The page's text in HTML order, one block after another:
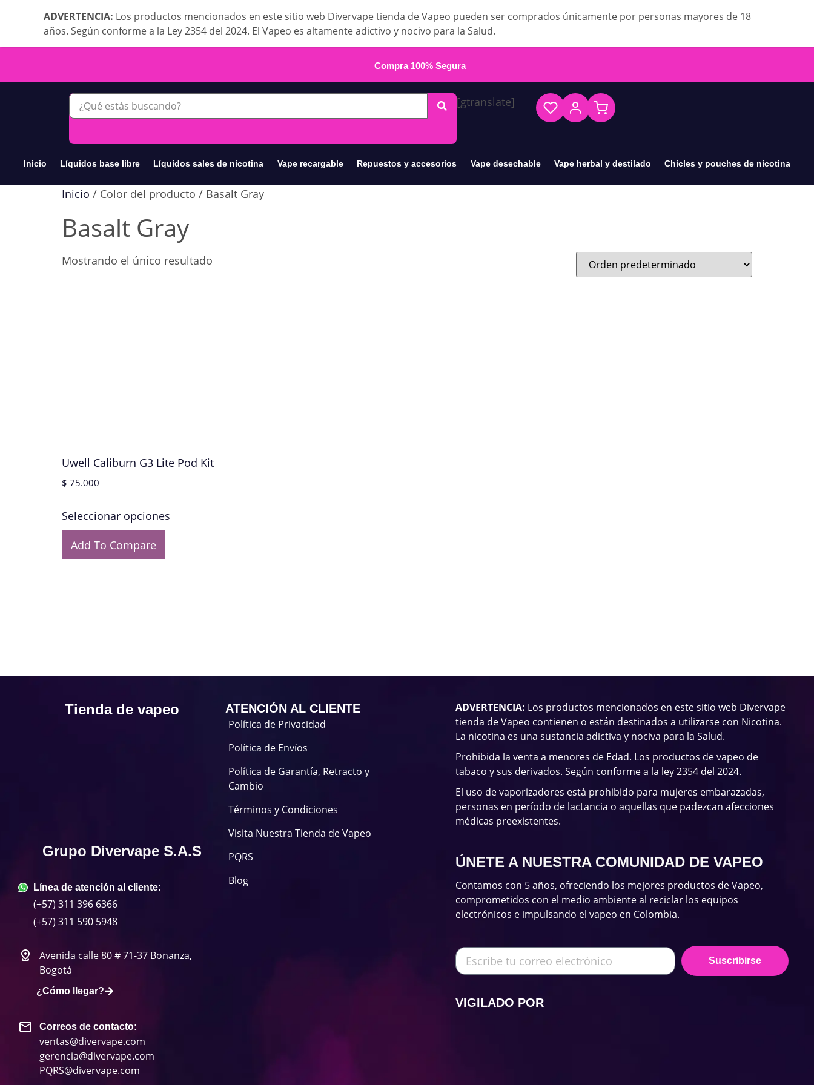
ADVERTENCIA: Los productos mencionados en este sitio web Divervape tienda de Vapeo pueden ser comprados únicamente por personas mayores de 18
años. Según conforme a la Ley 2354 del 2024. El Vapeo es altamente adictivo y nocivo para la Salud.
Compra 100% Segura
[gtranslate]
Inicio Líquidos base libre Líquidos sales de nicotina Vape recargable Repuestos y accesorios Vape desechable Vape herbal y destilado Chicles y pouches de nicotina
Inicio / Color del producto / Basalt Gray
Basalt Gray
Mostrando el único resultado
Uwell Caliburn G3 Lite Pod Kit
$ 75.000
Seleccionar opciones
Add To Compare
Tienda de vapeo
Grupo Divervape S.A.S
Línea de atención al cliente:
(+57) 311 396 6366
(+57) 311 590 5948
Avenida calle 80 # 71-37 Bonanza,
Bogotá
¿Cómo llegar?
Correos de contacto:
ventas@divervape.com
gerencia@divervape.com
PQRS@divervape.com
ATENCIÓN AL CLIENTE
Política de Privacidad
Política de Envíos
Política de Garantía, Retracto y
Cambio
Términos y Condiciones
Visita Nuestra Tienda de Vapeo
PQRS
Blog
ADVERTENCIA: Los productos mencionados en este sitio web Divervape
tienda de Vapeo contienen o están destinados a utilizarse con Nicotina.
La nicotina es una sustancia adictiva y nociva para la Salud.
Prohibida la venta a menores de Edad. Los productos de vapeo de
tabaco y sus derivados. Según conforme a la ley 2354 del 2024.
El uso de vaporizadores está prohibido para mujeres embarazadas,
personas en período de lactancia o aquellas que padezcan afecciones
médicas preexistentes.
ÚNETE A NUESTRA COMUNIDAD DE VAPEO
Contamos con 5 años, ofreciendo los mejores productos de Vapeo,
comprometidos con el medio ambiente al reciclar los equipos
electrónicos e impulsando el vapeo en Colombia.
Suscribirse
VIGILADO POR